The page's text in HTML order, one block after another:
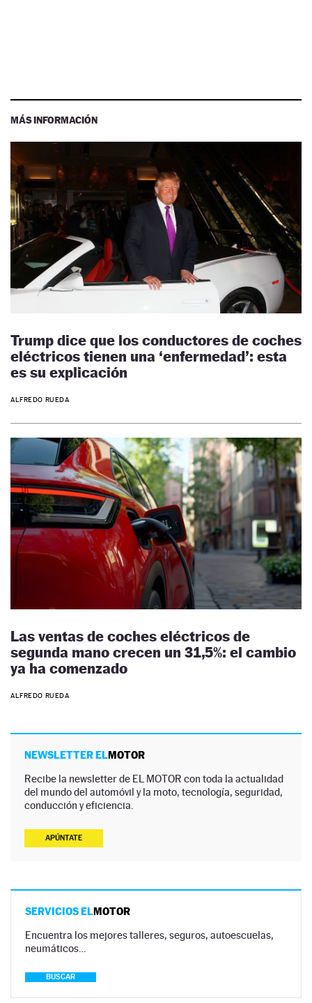
MÁS INFORMACIÓN
Trump dice que los conductores de coches
eléctricos tienen una ‘enfermedad’: esta
es su explicación
ALFREDO RUEDA
Las ventas de coches eléctricos de
segunda mano crecen un 31,5%: el cambio
ya ha comenzado
ALFREDO RUEDA
NEWSLETTER ELMOTOR
Recibe la newsletter de EL MOTOR con toda la actualidad
del mundo del automóvil y la moto, tecnología, seguridad,
conducción y eficiencia.
APÚNTATE
SERVICIOS ELMOTOR
Encuentra los mejores talleres, seguros, autoescuelas,
neumáticos…
BUSCAR